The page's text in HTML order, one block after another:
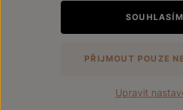
Zákaz prodeje alkoholických nápojů
Vytvořil
SOUHLASÍM
PŘIJMOUT POUZE
Upravit